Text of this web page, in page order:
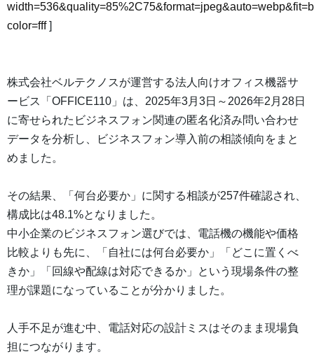
color=fff]
株式会社ベルテクノスが運営する法人向けオフィス機器サ
ービス「OFFICE110」は、2025年3月3日～2026年2月28日
に寄せられたビジネスフォン関連の匿名化済み問い合わせ
データを分析し、ビジネスフォン導入前の相談傾向をまと
めました。
その結果、「何台必要か」に関する相談が257件確認され、
構成比は48.1%となりました。
中小企業のビジネスフォン選びでは、電話機の機能や価格
比較よりも先に、「自社には何台必要か」「どこに置くべ
きか」「回線や配線は対応できるか」という現場条件の整
理が課題になっていることが分かりました。
人手不足が進む中、電話対応の設計ミスはそのまま現場負
担につながります。